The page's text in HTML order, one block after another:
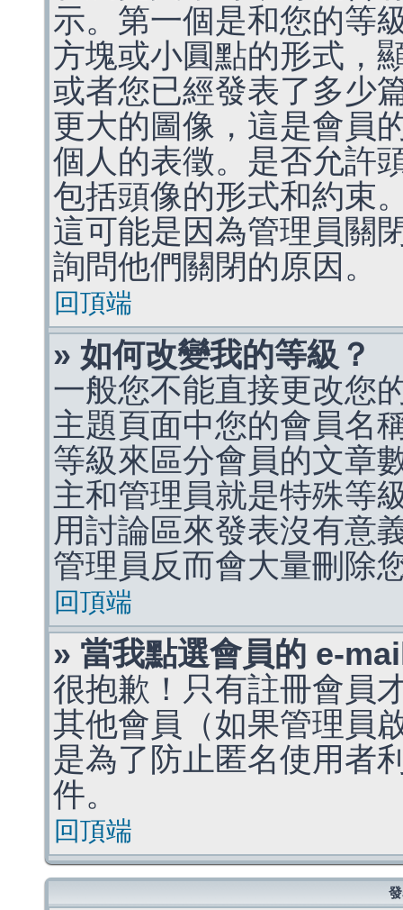
示。第一個是和您的等
方塊或小圓點的形式，
或者您已經發表了多少
更大的圖像，這是會員
個人的表徵。是否允許
包括頭像的形式和約束
這可能是因為管理員關
詢問他們關閉的原因。
回頂端
» 如何改變我的等級？
一般您不能直接更改您
主題頁面中您的會員名
等級來區分會員的文章
主和管理員就是特殊等
用討論區來發表沒有意
管理員反而會大量刪除
回頂端
» 當我點選會員的 e-
很抱歉！只有註冊會員
其他會員（如果管理員
是為了防止匿名使用者
件。
回頂端